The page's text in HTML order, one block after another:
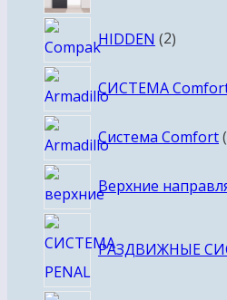
HIDDEN 22
СИСТЕМА Comfort
Система Comfort
Верхние
РАЗДВИЖНЫЕ